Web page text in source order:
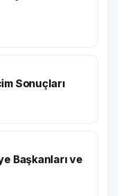
Sonuçları
Başkanları ve